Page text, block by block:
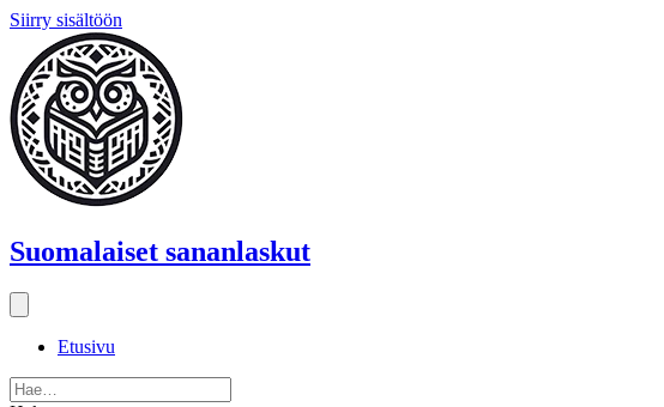
Siirry sisältöön
Suomalaiset sananlaskut
Etusivu